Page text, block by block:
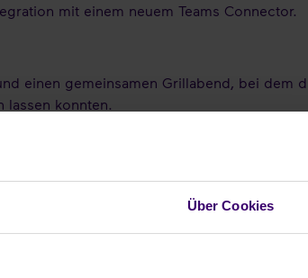
Über Cookies
mit einem neuem Teams Connector.
einen gemeinsamen Grillabend, bei dem
lassen konnten.
war unser Partner-Event eine
gefolgt sind und die Gelegenheit
und natürlich allen Enreach